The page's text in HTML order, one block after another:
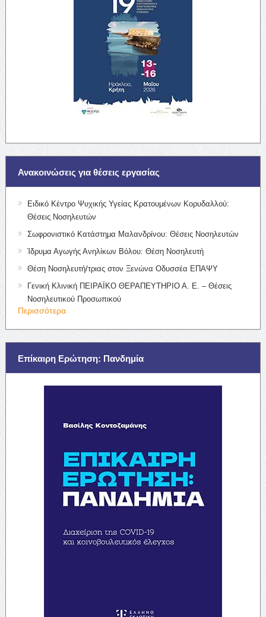
Ανακοινώσεις για θέσεις εργασίας
Ειδικό Κέντρο Ψυχικής Υγείας Κρατουμένων Κορυδαλλού:
Θέσεις Νοσηλευτών
Σωφρονιστικό Κατάστημα Μαλανδρίνου: Θέσεις Νοσηλευτών
Ίδρυμα Αγωγής Ανηλίκων Βόλου: Θέση Νοσηλευτή
Θέση Νοσηλευτή/τριας στον Ξενώνα Οδυσσέα ΕΠΑΨΥ
Γενική Κλινική ΠΕΙΡΑΪΚΟ ΘΕΡΑΠΕΥΤΗΡΙΟ Α. Ε. – Θέσεις
Νοσηλευτικού Προσωπικού
Περισσότερα
Επίκαιρη Ερώτηση: Πανδημία